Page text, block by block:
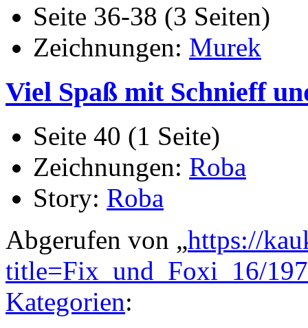
Seite 36-38 (3 Seiten)
Zeichnungen: Murek
Viel Spaß mit Schnieff
Seite 40 (1 Seite)
Zeichnungen: Roba
Story: Roba
Abgerufen von „https://
title=Fix_und_Foxi_16/
Kategorien: